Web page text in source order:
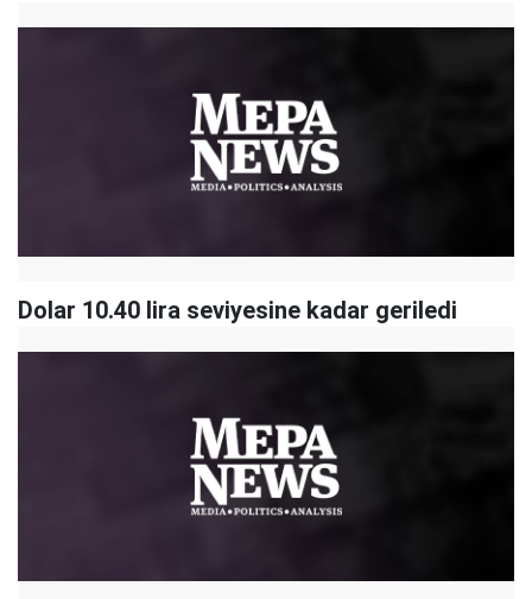
Dolar 10.40 lira seviyesine kadar geriledi